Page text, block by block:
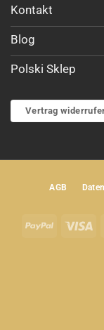
Kontakt
Blog
Polski Sklep
Vertrag
AGB
PayPal